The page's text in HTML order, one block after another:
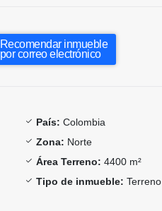
Recomendar inmueble
por correo electrónico
País: Colombia
Zona: Norte
Área Terreno: 4400 m²
Tipo de inmueble: Terreno